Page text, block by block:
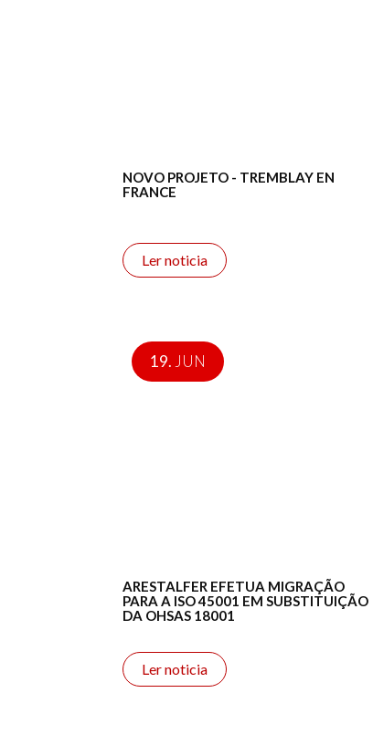
NOVO PROJETO - TREMBLAY EN
FRANCE
Ler noticia
19. JUN
ARESTALFER EFETUA MIGRAÇÃO
PARA A ISO 45001 EM SUBSTITUIÇÃO
DA OHSAS 18001
Ler noticia